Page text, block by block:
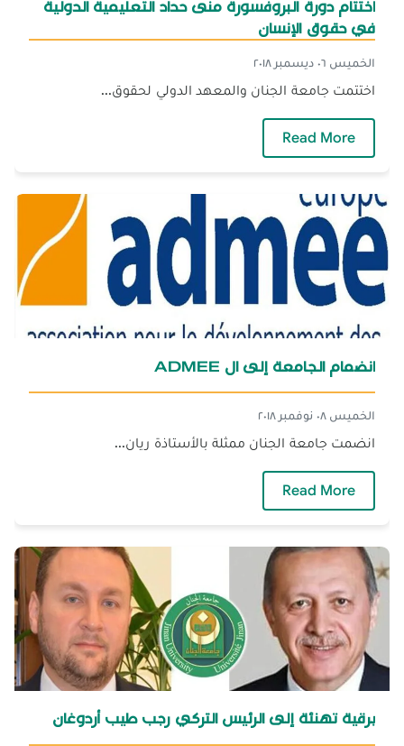
اختتام دورة البروفسورة منى حداد التعليمية الدولية
في حقوق الإنسان
الخميس ٠٦ ديسمبر ٢٠١٨
اختتمت جامعة الجنان والمعهد الدولي لحقوق...
Read More
انضمام الجامعة إلى ال ADMEE
الخميس ٠٨ نوفمبر ٢٠١٨
انضمت جامعة الجنان ممثلة بالأستاذة ريان...
Read More
برقية تهنئة إلى الرئيس التركي رجب طيب أردوغان